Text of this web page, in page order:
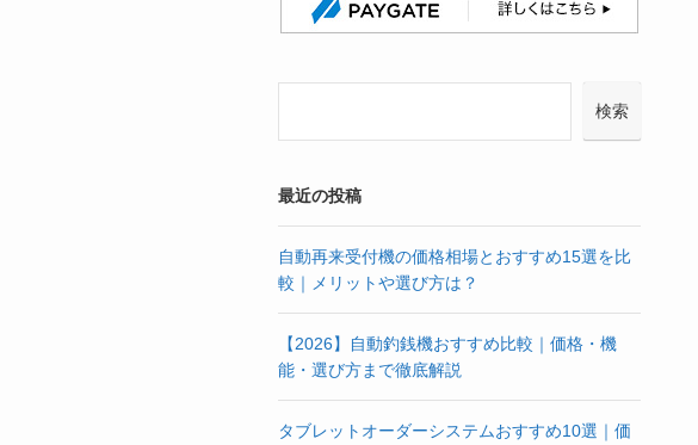
検索
最近の投稿
自動再来受付機の価格相場とおすすめ15選を比
較｜メリットや選び方は？
【2026】自動釣銭機おすすめ比較｜価格・機
能・選び方まで徹底解説
タブレットオーダーシステムおすすめ10選｜価